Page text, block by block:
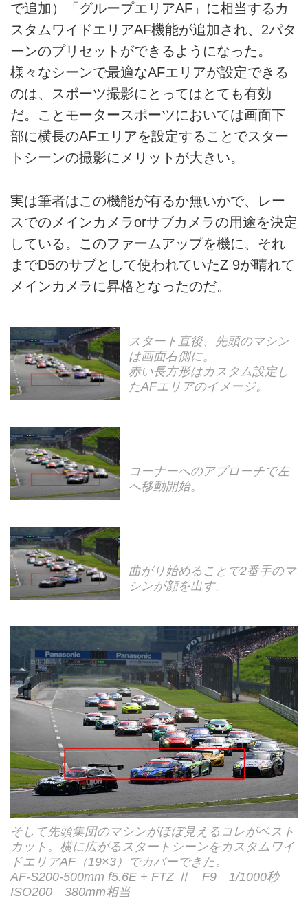
で追加）「グループエリアAF」に相当するカ
スタムワイドエリアAF機能が追加され、2パタ
ーンのプリセットができるようになった。
様々なシーンで最適なAFエリアが設定できる
のは、スポーツ撮影にとってはとても有効
だ。ことモータースポーツにおいては画面下
部に横長のAFエリアを設定することでスター
トシーンの撮影にメリットが大きい。
実は筆者はこの機能が有るか無いかで、レー
スでのメインカメラorサブカメラの用途を決定
している。このファームアップを機に、それ
までD5のサブとして使われていたZ 9が晴れて
メインカメラに昇格となったのだ。
スタート直後、先頭のマシン
は画面右側に。
赤い長方形はカスタム設定し
たAFエリアのイメージ。
コーナーへのアプローチで左
へ移動開始。
曲がり始めることで2番手のマ
シンが顔を出す。
そして先頭集団のマシンがほぼ見えるコレがベスト
カット。横に広がるスタートシーンをカスタムワイ
ドエリアAF（19×3）でカバーできた。
AF-S200-500mm f5.6E + FTZ Ⅱ F9 1/1000秒
ISO200 380mm相当